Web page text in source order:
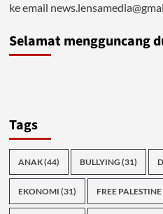
ke email
Selamat mengguncang
Tags
ANAK(44) BULLYING (31)
EKONOMI (31) FREE PALESTINE